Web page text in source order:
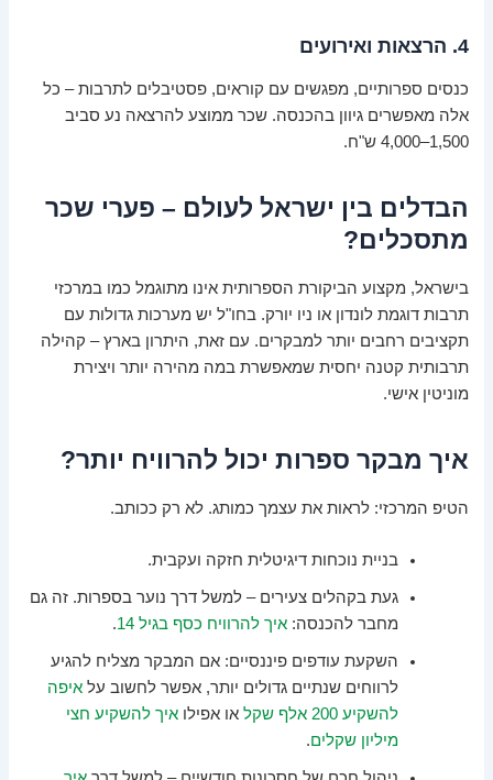
4. הרצאות ואירועים
כנסים ספרותיים, מפגשים עם קוראים, פסטיבלים לתרבות – כל
אלה מאפשרים גיוון בהכנסה. שכר ממוצע להרצאה נע סביב
1,500–4,000 ש"ח.
הבדלים בין ישראל לעולם – פערי שכר
מתסכלים?
בישראל, מקצוע הביקורת הספרותית אינו מתוגמל כמו במרכזי
תרבות דוגמת לונדון או ניו יורק. בחו"ל יש מערכות גדולות עם
תקציבים רחבים יותר למבקרים. עם זאת, היתרון בארץ – קהילה
תרבותית קטנה יחסית שמאפשרת במה מהירה יותר ויצירת
מוניטין אישי.
איך מבקר ספרות יכול להרוויח יותר?
הטיפ המרכזי: לראות את עצמך כמותג. לא רק ככותב.
בניית נוכחות דיגיטלית חזקה ועקבית.
געת בקהלים צעירים – למשל דרך נוער בספרות. זה גם
מחבר להכנסה:איך להרוויח כסף בגיל 14 .
השקעת עודפים פיננסיים: אם המבקר מצליח להגיע
לרווחים שנתיים גדולים יותר, אפשר לחשוב עלאיפה
להשקיע 200 אלף שקל
או אפילואיך להשקיע חצי
מיליון שקלים.